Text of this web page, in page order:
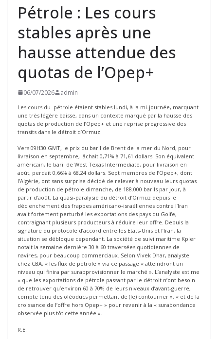
Pétrole : Les cours
stables après une
hausse attendue des
quotas de l’Opep+
06/07/2026 admin
Les cours du pétrole étaient stables lundi, à la mi-journée, marquant
une très légère baisse, dans un contexte marqué par la hausse des
quotas de production de l’Opep+ et une reprise progressive des
transits dans le détroit d’Ormuz.
Vers 09H30 GMT, le prix du baril de Brent de la mer du Nord, pour
livraison en septembre, lâchait 0,71% à 71,61 dollars. Son équivalent
américain, le baril de West Texas Intermediate, pour livraison en
août, perdait 0,66% à 68,24 dollars. Sept membres de l’Opep+, dont
l’Algérie, ont sans surprise décidé de relever à nouveau leurs quotas
de production de pétrole dimanche, de 188.000 barils par jour, à
partir d’août. La quasi-paralysie du détroit d’Ormuz depuis le
déclenchement des frappes américano-israéliennes contre l’Iran
avait fortement perturbé les exportations des pays du Golfe,
contraignant plusieurs producteurs à réduire leur offre. Depuis la
signature du protocole d’accord entre les Etats-Unis et l’Iran, la
situation se débloque cependant. La société de suivi maritime Kpler
notait la semaine dernière 30 à 60 traversées quotidiennes de
navires, pour beaucoup commerciaux. Selon Vivek Dhar, analyste
chez CBA, « les flux de pétrole » via ce passage « atteindront un
niveau qui finira par surapprovisionner le marché ». L’analyste estime
« que les exportations de pétrole passant par le détroit n’ont besoin
de retrouver qu’environ 60 à 70% de leurs niveaux d’avant-guerre,
compte tenu des oléoducs permettant de (le) contourner », « et de la
croissance de l’offre hors Opep+ » pour revenir à la « surabondance
observée plus tôt cette année ».
R.E.